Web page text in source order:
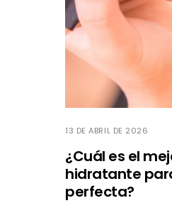
13 DE ABRIL DE 2026
¿Cuál es el
hidratante
perfecta?